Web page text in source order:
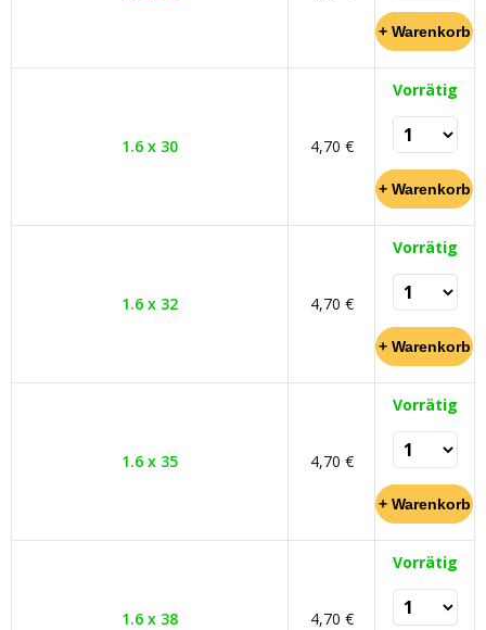
1.6 x 30 4,70 €
Vorrätig
1.6 x 32 4,70 €
Vorrätig
1.6 x 35 4,70 €
Vorrätig
1.6 x 38 4,70 €
Vorrätig